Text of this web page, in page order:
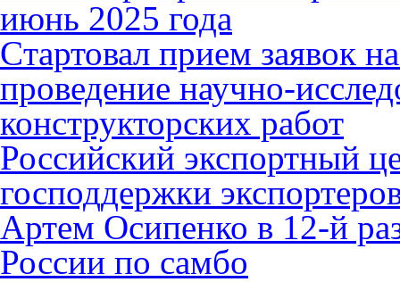
июнь 2025 года
Cтартовал прием заявок
проведение научно-
конструкторских работ
Российский экспортный
господдержки
Артем Осипенко в 12-й
России по самбо